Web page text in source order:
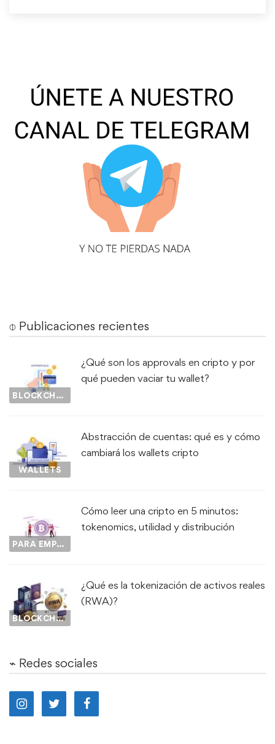
⌽ Publicaciones recientes
BLOCKCHAIN
¿Qué son los approvals en cripto y por
qué pueden vaciar tu wallet?
WALLETS
Abstracción de cuentas: qué es y cómo
cambiará los wallets cripto
PARA EMPEZAR...
Cómo leer una cripto en 5 minutos:
tokenomics, utilidad y distribución
BLOCKCHAIN
¿Qué es la tokenización de activos reales
(RWA)?
⌁ Redes sociales